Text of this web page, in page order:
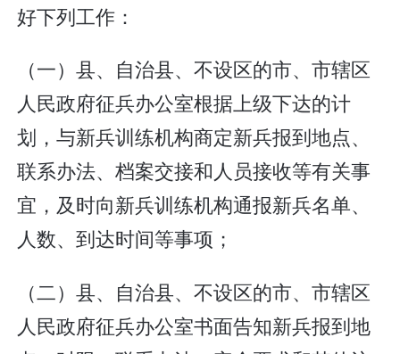
好下列工作：
（一）县、自治县、不设区的市、市辖区
人民政府征兵办公室根据上级下达的计
划，与新兵训练机构商定新兵报到地点、
联系办法、档案交接和人员接收等有关事
宜，及时向新兵训练机构通报新兵名单、
人数、到达时间等事项；
（二）县、自治县、不设区的市、市辖区
人民政府征兵办公室书面告知新兵报到地